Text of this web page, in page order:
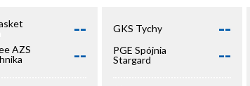
--
AZS
--
GKS Tychy --
PGE Spójnia
Stargard
--